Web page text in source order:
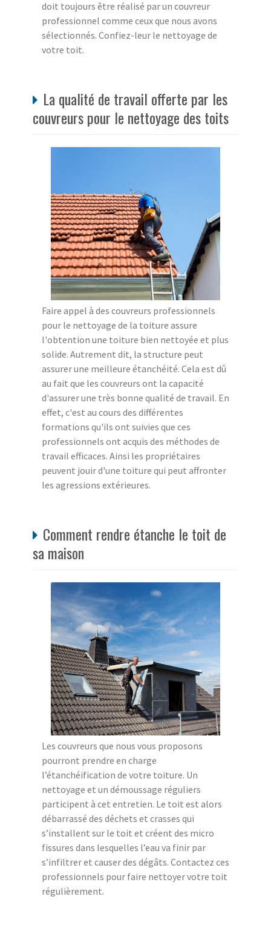
doit toujours être réalisé par un couvreur
professionnel comme ceux que nous avons
sélectionnés. Confiez-leur le nettoyage de
votre toit.
La qualité de travail offerte par les
couvreurs pour le nettoyage des toits
Faire appel à des couvreurs professionnels
pour le nettoyage de la toiture assure
l'obtention une toiture bien nettoyée et plus
solide. Autrement dit, la structure peut
assurer une meilleure étanchéité. Cela est dû
au fait que les couvreurs ont la capacité
d'assurer une très bonne qualité de travail. En
effet, c'est au cours des différentes
formations qu'ils ont suivies que ces
professionnels ont acquis des méthodes de
travail efficaces. Ainsi les propriétaires
peuvent jouir d'une toiture qui peut affronter
les agressions extérieures.
Comment rendre étanche le toit de
sa maison
Les couvreurs que nous vous proposons
pourront prendre en charge
l’étanchéification de votre toiture. Un
nettoyage et un démoussage réguliers
participent à cet entretien. Le toit est alors
débarrassé des déchets et crasses qui
s’installent sur le toit et créent des micro
fissures dans lesquelles l’eau va finir par
s’infiltrer et causer des dégâts. Contactez ces
professionnels pour faire nettoyer votre toit
régulièrement.